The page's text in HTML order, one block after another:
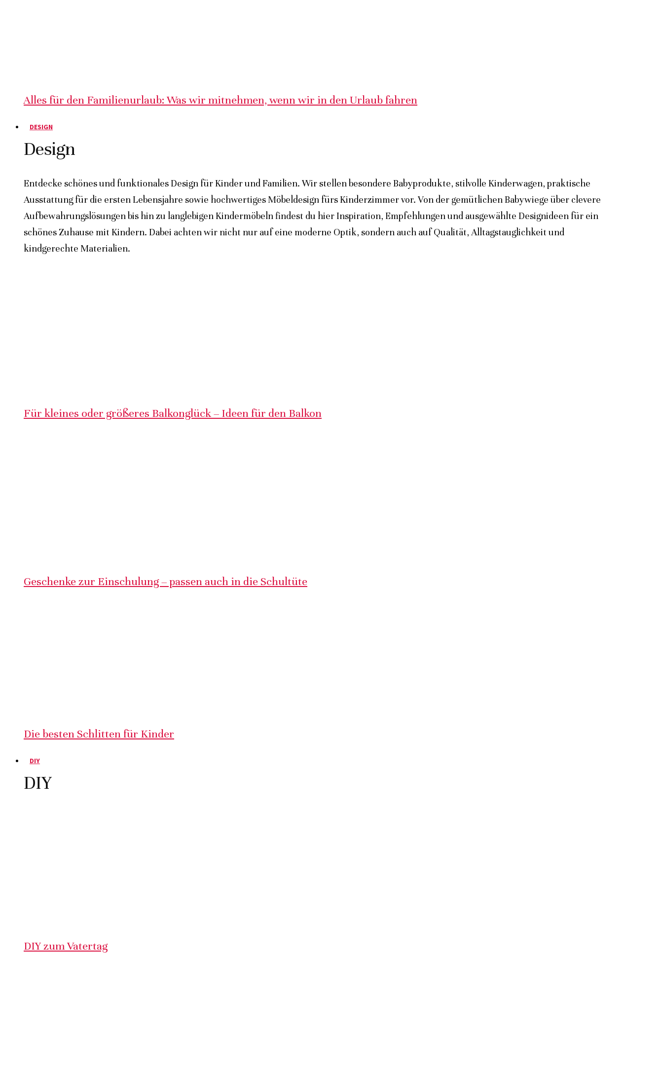
Alles für den Familienurlaub: Was wir mitnehmen, wenn wir in den Urlaub fahren
DESIGN
Design
Entdecke schönes und funktionales Design für Kinder und Familien. Wir stellen besondere Babyprodukte, stilvolle Kinderwagen, praktische
Ausstattung für die ersten Lebensjahre sowie hochwertiges Möbeldesign fürs Kinderzimmer vor. Von der gemütlichen Babywiege über clevere
Aufbewahrungslösungen bis hin zu langlebigen Kindermöbeln findest du hier Inspiration, Empfehlungen und ausgewählte Designideen für ein
schönes Zuhause mit Kindern. Dabei achten wir nicht nur auf eine moderne Optik, sondern auch auf Qualität, Alltagstauglichkeit und
kindgerechte Materialien.
Für kleines oder größeres Balkonglück – Ideen für den Balkon
Geschenke zur Einschulung – passen auch in die Schultüte
Die besten Schlitten für Kinder
DIY
DIY
DIY zum Vatertag